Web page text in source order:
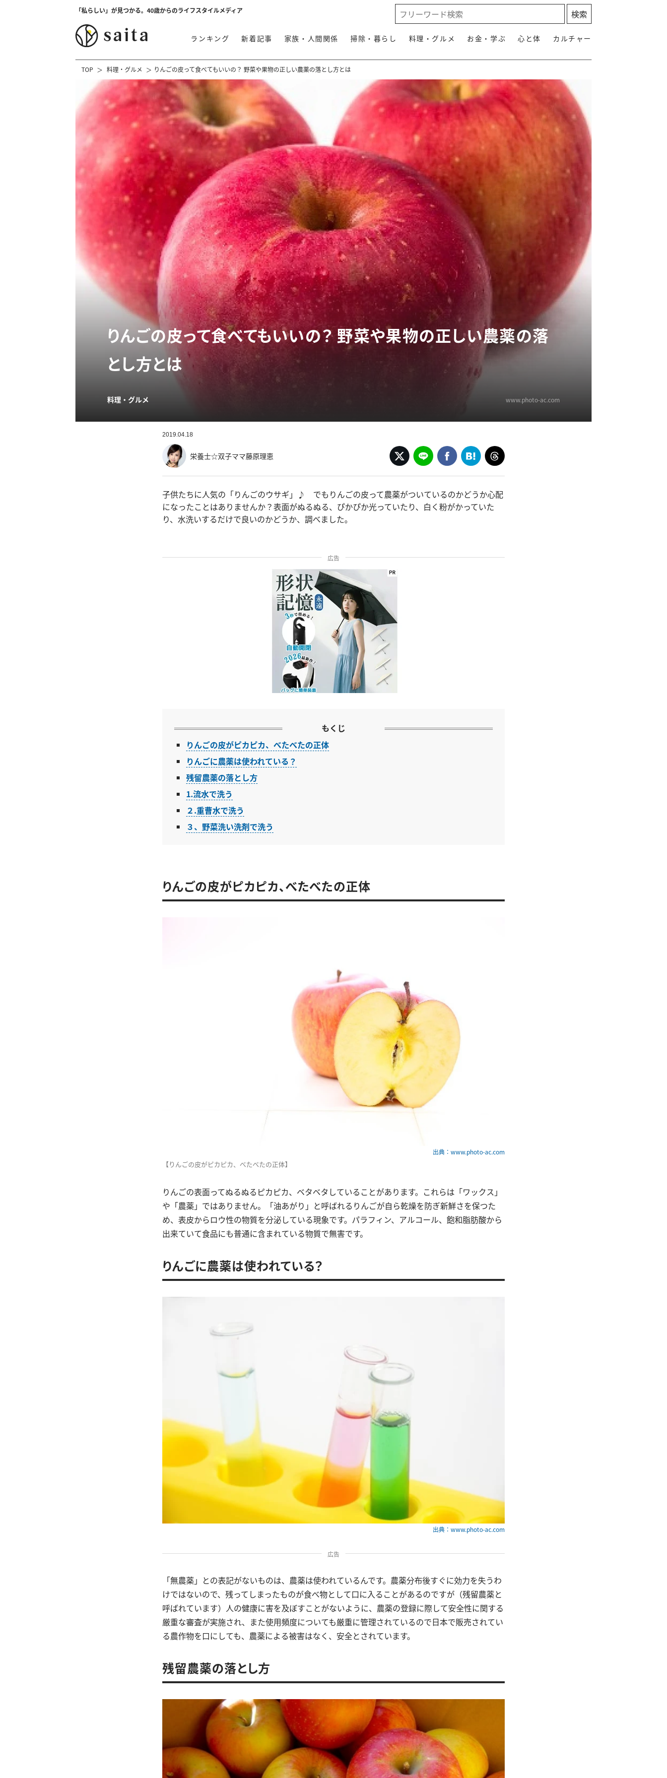
「私らしい」が見つかる。40歳からのライフスタイルメディア
ランキング 新着記事 家族・人間関係 掃除・暮らし 料理・グルメ お金・学ぶ 心と体 カルチャー
TOP 料理・グルメ りんごの皮って食べてもいいの？ 野菜や果物の正しい農薬の落とし方とは
りんごの皮って食べてもいいの？ 野菜や果物の正しい農薬の落
とし方とは
料理・グルメ www.photo-ac.com
2019.04.18
栄養士☆双子ママ藤原理恵
子供たちに人気の「りんごのウサギ」♪ でもりんごの皮って農薬がついているのかどうか心配
になったことはありませんか？表面がぬるぬる、ぴかぴか光っていたり、白く粉がかっていた
り、水洗いするだけで良いのかどうか、調べました。
広告
もくじ
りんごの皮がピカピカ、べたべたの正体
りんごに農薬は使われている？
残留農薬の落とし方
1.流水で洗う
２.重曹水で洗う
３、野菜洗い洗剤で洗う
りんごの皮がピカピカ、べたべたの正体
出典：www.photo-ac.com
【りんごの皮がピカピカ、べたべたの正体】
りんごの表面ってぬるぬるピカピカ、ベタベタしていることがあります。これらは「ワックス」
や「農薬」ではありません。「油あがり」と呼ばれるりんごが自ら乾燥を防ぎ新鮮さを保つた
め、表皮からロウ性の物質を分泌している現象です。パラフィン、アルコール、飽和脂肪酸から
出来ていて食品にも普通に含まれている物質で無害です。
りんごに農薬は使われている？
出典：www.photo-ac.com
広告
「無農薬」との表記がないものは、農薬は使われているんです。農薬分布後すぐに効力を失うわ
けではないので、残ってしまったものが食べ物として口に入ることがあるのですが（残留農薬と
呼ばれています）人の健康に害を及ぼすことがないように、農薬の登録に際して安全性に関する
厳重な審査が実施され、また使用頻度についても厳重に管理されているので日本で販売されてい
る農作物を口にしても、農薬による被害はなく、安全とされています。
残留農薬の落とし方